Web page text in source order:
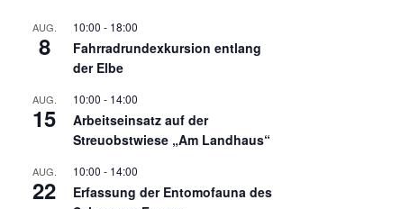
AUG.
8
10:00 - 18:00
Fahrradrundexkursion entlang
der Elbe
AUG.
15
10:00 - 14:00
Arbeitseinsatz auf der
Streuobstwiese „Am Landhaus“
AUG.
22
10:00 - 14:00
Erfassung der Entomofauna des